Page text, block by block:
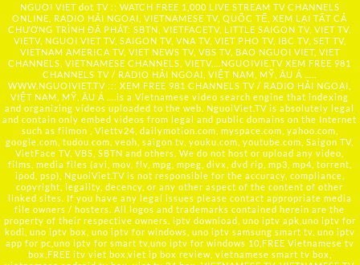
NGUOI VIET dot TV :: WATCH FREE 1,000 LIVE STREAM TV CHANNELS
ONLINE, RADIO HẢI NGOẠI, VIETNAMESE TV, QUỐC TẾ, XEM LẠI TẤT CẢ
CHƯƠNG TRÌNH ĐÃ PHÁT: SBTN, VIETFACETV, LITTLE SAIGON TV, VIET TV,
VIETV, NGUOI VIET TV, SAIGON TV, VNA TV, VIET PHO TV, IBC TV, SET TV,
VIETNAM AMERICA TV, VIET NEWS TV, VBS TV, BAO NGUOI VIET, VIET
CHANNELS, VIETNAMESE CHANNELS, VIETV,... NGUOIVIE.TV XEM FREE 981
CHANNELS TV / RADIO HẢI NGOẠI, VIỆT NAM, MỸ, ÂU Á …..
WWW.NGUOIVIET.TV ::: XEM FREE 981 CHANNELS TV / RADIO HẢI NGOẠI,
VIỆT NAM, MỸ, ÂU Á ….is a Vietnamese video search engine that indexing
and organizing videos uploaded to the web. NguoiViet.TV is absolutely legal
and contain only embed videos from legal and public domains on the Internet
such as filmon , Viettv24, dailymotion.com, myspace.com, yahoo.com,
google.com, tudou.com, veoh, saigon tv, youku.com, youtube.com, Saigon TV,
VietFace TV, VBS, SBTN and others. We do not host or upload any video,
films, media files (avi, mov, flv, mpg, mpeg, divx, dvd rip, mp3, mp4, torrent,
ipod, psp), NguoiViet.TV is not responsible for the accuracy, compliance,
copyright, legality, decency, or any other aspect of the content of other
linked sites. If you have any legal issues please contact appropriate media
file owners / hosters. All logos and trademarks contained herein are the
property of their respective owners. iptv download, uno iptv apk,uno iptv for
kodi, uno iptv box, uno iptv for windows, uno iptv samsung smart tv, uno iptv
app for pc,uno iptv for smart tv,uno iptv for windows 10,FREE Vietnamese tv
box,FREE itv viet box,viet ip box review, vietnamese smart tv box,